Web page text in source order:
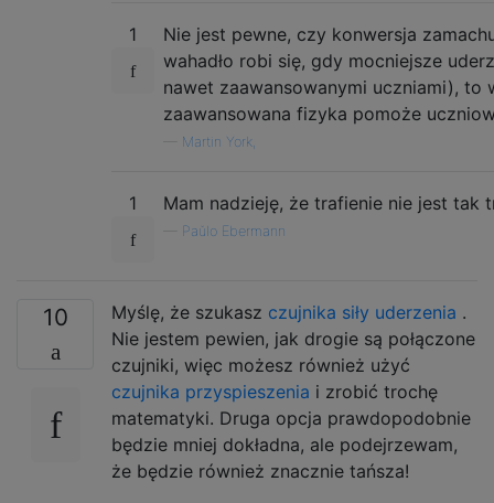
1
Nie jest pewne, czy konwersja
wahadło robi się, gdy mocniejsze
nawet zaawansowanymi uczniami), to
zaawansowana fizyka pomoże
Martin York,
1 Mam nadzieję, że trafienie nie jest tak
Paŭlo Ebermann
10 Myślę, że szukasz czujnika siły uderzenia .
Nie jestem pewien, jak drogie są połączone
czujniki, więc możesz również użyć
czujnika przyspieszenia i zrobić trochę
matematyki. Druga opcja prawdopodobnie
będzie mniej dokładna, ale podejrzewam,
że będzie również znacznie tańsza!